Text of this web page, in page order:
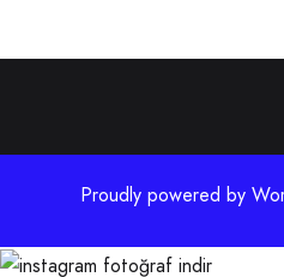
Proudly powered by